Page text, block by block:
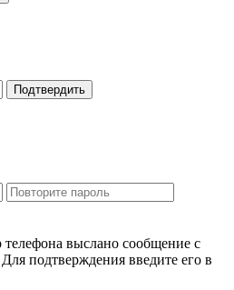
Подтвердить
выслано сообщение с
подтверждения введите его в